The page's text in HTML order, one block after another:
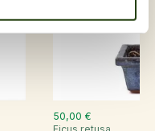
50,00 €